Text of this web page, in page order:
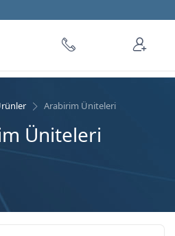
Arabirim Üniteleri
Üniteleri